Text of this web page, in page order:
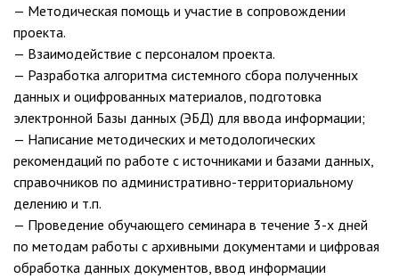
— Методическая помощь и участие в сопровождении
проекта.
— Взаимодействие с персоналом проекта.
— Разработка алгоритма системного сбора полученных
данных и оцифрованных материалов, подготовка
электронной Базы данных (ЭБД) для ввода информации;
— Написание методических и методологических
рекомендаций по работе с источниками и базами данных,
справочников по административно-территориальному
делению и т.п.
— Проведение обучающего семинара в течение 3-х дней
по методам работы с архивными документами и цифровая
обработка данных документов, ввод информации